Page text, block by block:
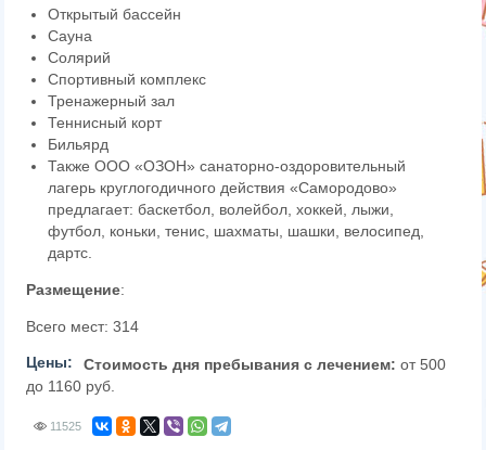
Открытый бассейн
Сауна
Солярий
Спортивный комплекс
Тренажерный зал
Теннисный корт
Бильярд
Также ООО «ОЗОН» санаторно-оздоровительный
лагерь круглогодичного действия «Самородово»
предлагает: баскетбол, волейбол, хоккей, лыжи,
футбол, коньки, тенис, шахматы, шашки, велосипед,
дартс.
Размещение:
Всего мест: 314
Цены: Стоимость дня пребывания с лечением: от 500
до 1160 руб.
11525